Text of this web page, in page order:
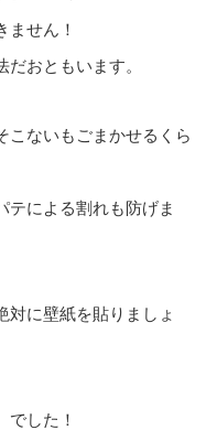
ません！
おともいます。
こないもごまかせるくら
テによる割れも防げま
対に壁紙を貼りましょ
でした！